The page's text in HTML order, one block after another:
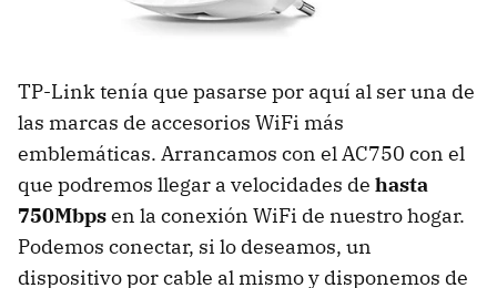
TP-Link tenía que pasarse por aquí al ser una de
las marcas de accesorios WiFi más
emblemáticas. Arrancamos con el AC750 con el
que podremos llegar a velocidades de hasta
750Mbpsen la conexión WiFi de nuestro hogar.
Podemos conectar, si lo deseamos, un
dispositivo por cable al mismo y disponemos de